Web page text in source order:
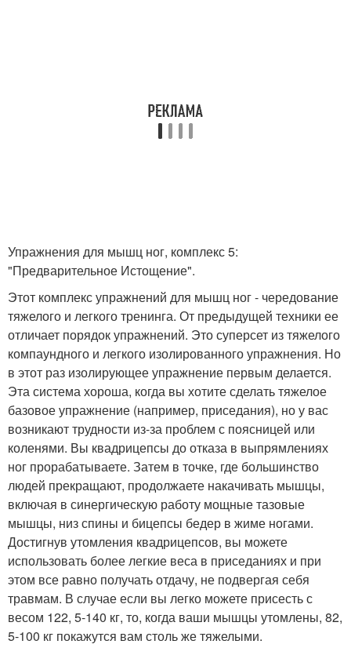
Упражнения для мышц ног, комплекс 5:
"Предварительное Истощение".
Этот комплекс упражнений для мышц ног - чередование
тяжелого и легкого тренинга. От предыдущей техники ее
отличает порядок упражнений. Это суперсет из тяжелого
компаундного и легкого изолированного упражнения. Но
в этот раз изолирующее упражнение первым делается.
Эта система хороша, когда вы хотите сделать тяжелое
базовое упражнение (например, приседания), но у вас
возникают трудности из-за проблем с поясницей или
коленями. Вы квадрицепсы до отказа в выпрямлениях
ног прорабатываете. Затем в точке, где большинство
людей прекращают, продолжаете накачивать мышцы,
включая в синергическую работу мощные тазовые
мышцы, низ спины и бицепсы бедер в жиме ногами.
Достигнув утомления квадрицепсов, вы можете
использовать более легкие веса в приседаниях и при
этом все равно получать отдачу, не подвергая себя
травмам. В случае если вы легко можете присесть с
весом 122, 5-140 кг, то, когда ваши мышцы утомлены, 82,
5-100 кг покажутся вам столь же тяжелыми.